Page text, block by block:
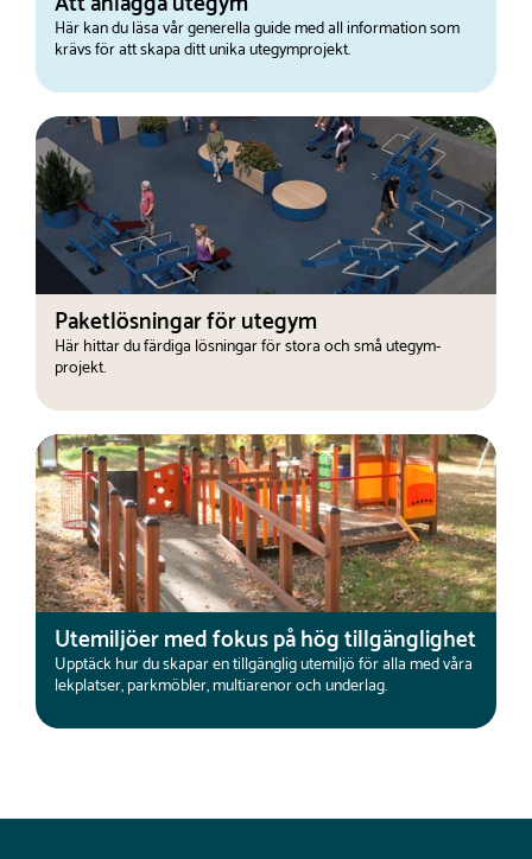
Här kan du läsa vår generella guide med all information som
krävs för att skapa ditt unika utegymprojekt.
Paketlösningar för utegym
Här hittar du färdiga lösningar för stora och små utegym-
projekt.
Utemiljöer med fokus på hög tillgänglighet
Upptäck hur du skapar en tillgänglig utemiljö för alla med våra
lekplatser, parkmöbler, multiarenor och underlag.